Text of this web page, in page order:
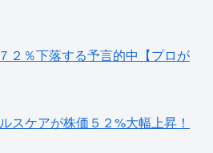
２％下落する予言的中【プロが
ケアが株価５２%大幅上昇！